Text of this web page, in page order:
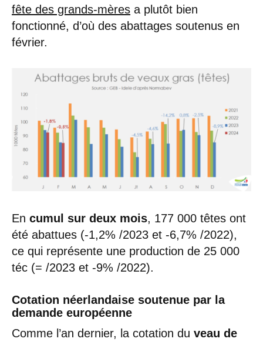
fête des grands-mères a plutôt bien
fonctionné, d’où des abattages soutenus en
février.
En cumul sur deux mois, 177 000 têtes ont
été abattues (-1,2% /2023 et -6,7% /2022),
ce qui représente une production de 25 000
téc (= /2023 et -9% /2022).
Cotation néerlandaise soutenue par la
demande européenne
Comme l’an dernier, la cotation du veau de